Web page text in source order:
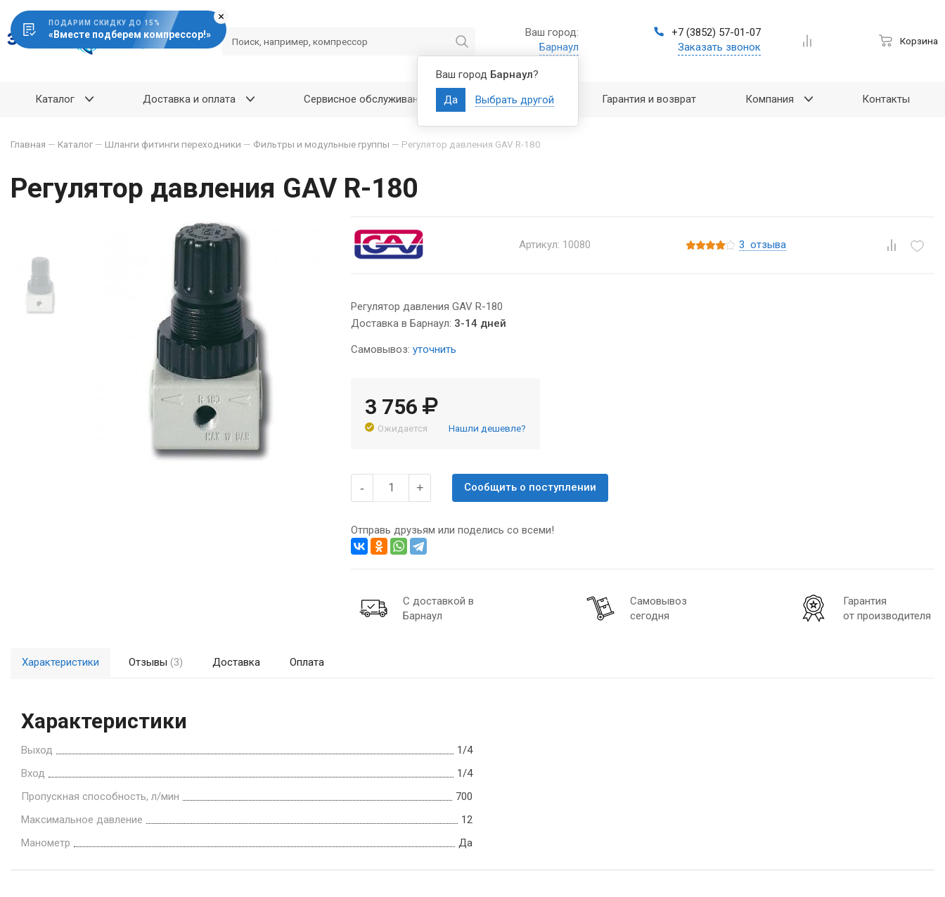
Ваш город:
Барнаул
Ваш город Барнаул?
Да
Выбрать другой
+7 (3852) 57-01-07
Заказать звонок
Корзина
Каталог Доставка и оплата Сервисное обслуживание Полезно знать Гарантия и возврат Компания Контакты
Главная — Каталог — Шланги фитинги переходники — Фильтры и модульные группы — Регулятор давления GAV R-180
Регулятор давления GAV R-180
Артикул: 10080 3 отзыва
Регулятор давления GAV R-180
Доставка в Барнаул: 3-14 дней
Самовывоз: уточнить
3 756
Ожидается Нашли дешевле?
- + Сообщить о поступлении
Отправь друзьям или поделись со всеми!
С доставкой в
Барнаул
Самовывоз
сегодня
Гарантия
от производителя
Характеристики Отзывы (3) Доставка Оплата
Характеристики
Выход
1/4
Вход
1/4
Пропускная способность, л/мин
700
Максимальное давление
12
Манометр
Да
ПОДАРИМ СКИДКУ ДО 15%
«Вместе подберем компрессор!»